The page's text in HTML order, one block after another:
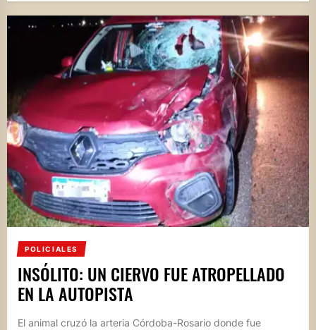
POLICIALES
INSÓLITO: UN CIERVO FUE ATROPELLADO
EN LA AUTOPISTA
El animal cruzó la arteria Córdoba-Rosario donde fue